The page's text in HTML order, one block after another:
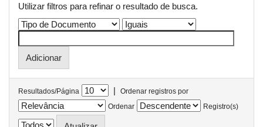
Utilizar filtros para refinar o resultado de busca.
Resultados/Página |
Ordenar registros por
Ordenar
Registro(s)